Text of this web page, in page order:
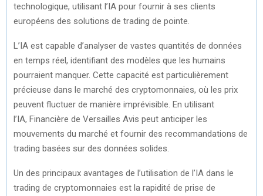
technologique, utilisant l’IA pour fournir à ses clients
européens des solutions de trading de pointe.
L’IA est capable d’analyser de vastes quantités de données
en temps réel, identifiant des modèles que les humains
pourraient manquer. Cette capacité est particulièrement
précieuse dans le marché des cryptomonnaies, où les prix
peuvent fluctuer de manière imprévisible. En utilisant
l’IA, Financière de Versailles Avis peut anticiper les
mouvements du marché et fournir des recommandations de
trading basées sur des données solides.
Un des principaux avantages de l’utilisation de l’IA dans le
trading de cryptomonnaies est la rapidité de prise de